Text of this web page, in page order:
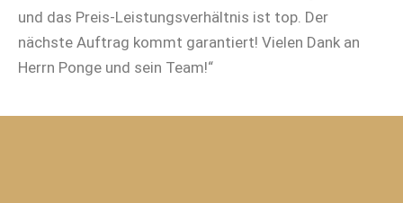
und das Preis-Leistungsverhältnis ist top. Der
nächste Auftrag kommt garantiert! Vielen Dank an
Herrn Ponge und sein Team!“